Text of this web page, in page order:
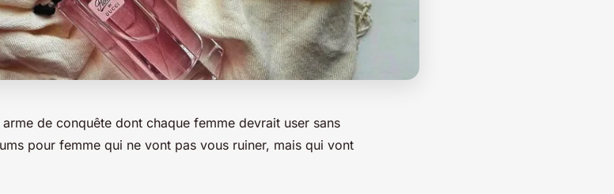
de conquête dont chaque femme devrait user sans
pour femme qui ne vont pas vous ruiner, mais qui vont